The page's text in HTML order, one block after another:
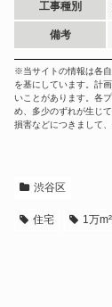
工事種別
備考
※当サイトの情報は各
を基にしています。計
いことがあります。各
め、多少のずれが生じ
損害などにつきまして
渋谷区
住宅 1万